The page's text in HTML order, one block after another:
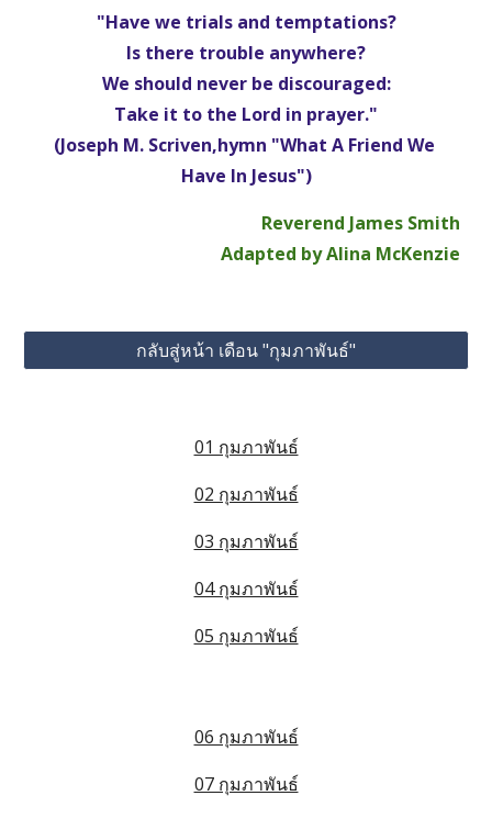
"Have we trials and temptations?
Is there trouble anywhere?
We should never be discouraged:
Take it to the Lord in prayer."
(Joseph M. Scriven,hymn "What A Friend We
Have In Jesus")
Reverend James Smith
Adapted by Alina McKenzie
กลับสู่หน้า เดือน "กุมภาพันธ์"
01 กุมภาพันธ์
02 กุมภาพันธ์
03 กุมภาพันธ์
04 กุมภาพันธ์
05 กุมภาพันธ์
06 กุมภาพันธ์
07 กุมภาพันธ์